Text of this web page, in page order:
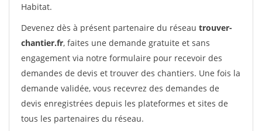
Habitat.
Devenez dès à présent partenaire du réseau trouver-
chantier.fr, faites une demande gratuite et sans
engagement via notre formulaire pour recevoir des
demandes de devis et trouver des chantiers. Une fois la
demande validée, vous recevrez des demandes de
devis enregistrées depuis les plateformes et sites de
tous les partenaires du réseau.